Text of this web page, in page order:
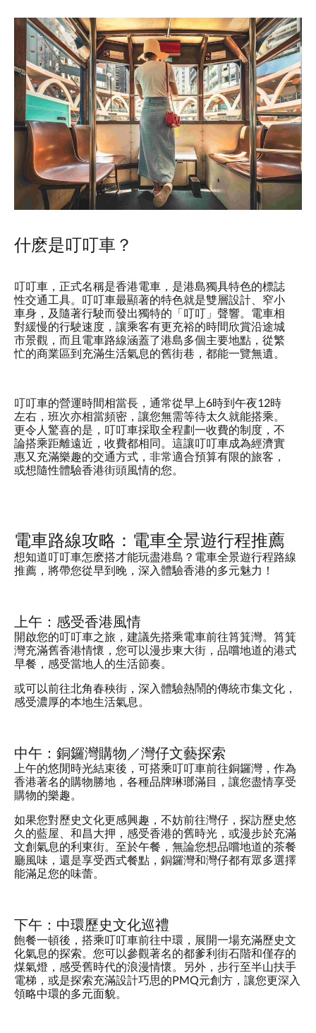
什麽是叮叮車？
叮叮車，正式名稱是香港電車，是港島獨具特色的標誌
性交通工具。叮叮車最顯著的特色就是雙層設計、窄小
車身，及隨著行駛而發出獨特的「叮叮」聲響。電車相
對緩慢的行駛速度，讓乘客有更充裕的時間欣賞沿途城
市景觀，而且電車路線涵蓋了港島多個主要地點，從繁
忙的商業區到充滿生活氣息的舊街巷，都能一覽無遺。
叮叮車的營運時間相當長，通常從早上6時到午夜12時
左右，班次亦相當頻密，讓您無需等待太久就能搭乘。
更令人驚喜的是，叮叮車採取全程劃一收費的制度，不
論搭乘距離遠近，收費都相同。這讓叮叮車成為經濟實
惠又充滿樂趣的交通方式，非常適合預算有限的旅客，
或想隨性體驗香港街頭風情的您。
電車路線攻略：電車全景遊行程推薦
想知道叮叮車怎麽搭才能玩盡港島？電車全景遊行程路線
推薦，將帶您從早到晚，深入體驗香港的多元魅力！
上午：感受香港風情
開啟您的叮叮車之旅，建議先搭乘電車前往筲箕灣。筲箕
灣充滿舊香港情懷，您可以漫步東大街，品嚐地道的港式
早餐，感受當地人的生活節奏。
或可以前往北角春秧街，深入體驗熱鬧的傳統市集文化，
感受濃厚的本地生活氣息。
中午：銅鑼灣購物／灣仔文藝探索
上午的悠閒時光結束後，可搭乘叮叮車前往銅鑼灣，作為
香港著名的購物勝地，各種品牌琳瑯滿目，讓您盡情享受
購物的樂趣。
如果您對歷史文化更感興趣，不妨前往灣仔，探訪歷史悠
久的藍屋、和昌大押，感受香港的舊時光，或漫步於充滿
文創氣息的利東街。至於午餐，無論您想品嚐地道的茶餐
廳風味，還是享受西式餐點，銅鑼灣和灣仔都有眾多選擇
能滿足您的味蕾。
下午：中環歷史文化巡禮
飽餐一頓後，搭乘叮叮車前往中環，展開一場充滿歷史文
化氣息的探索。您可以參觀著名的都爹利街石階和僅存的
煤氣燈，感受舊時代的浪漫情懷。另外，步行至半山扶手
電梯，或是探索充滿設計巧思的PMQ元創方，讓您更深入
領略中環的多元面貌。